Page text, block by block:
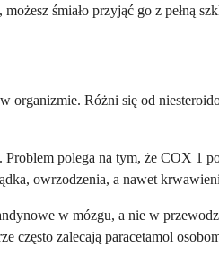
śmiało przyjąć go z pełną
organizmie. Różni się od
polega na tym, że COX 1
owrzodzenia, a nawet
w mózgu, a nie w
zalecają paracetamol